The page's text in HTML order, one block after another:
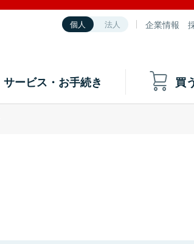
個人 法人 企業情報
サービス・お手続き 買う